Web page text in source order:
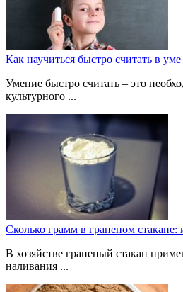
Как научиться быстро считать в
Умение быстро считать – это
культурного ...
Сколько грамм в граненом стакане:
В хозяйстве граненый стакан
наливания ...